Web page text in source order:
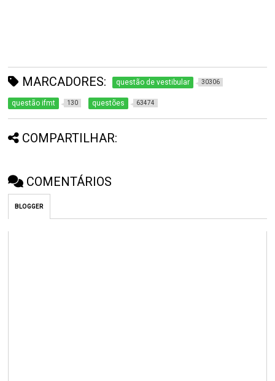
MARCADORES: questão de vestibular 30306
questão ifmt 130 questões 63474
COMPARTILHAR:
COMENTÁRIOS
BLOGGER